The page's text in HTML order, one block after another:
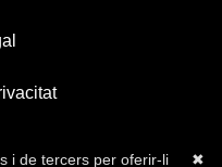
✖
i de tercers per oferir-li